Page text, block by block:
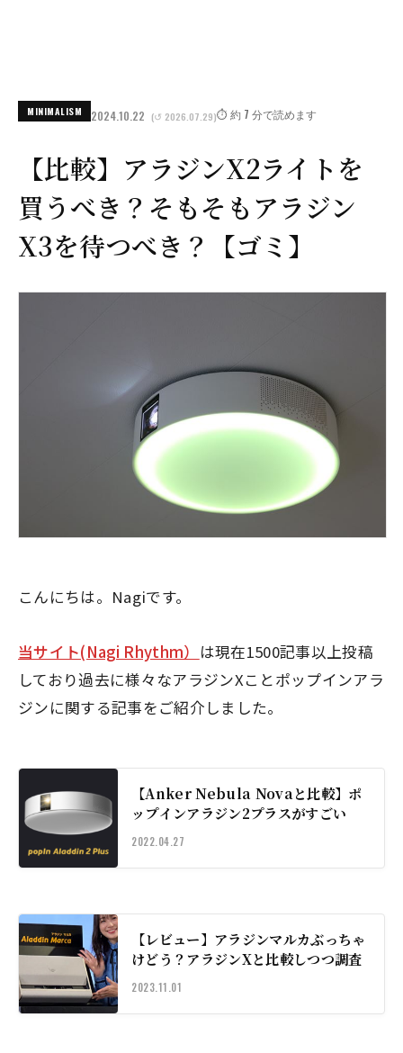
MINIMALISM 2024.10.22 (↺ 2026.07.29)⏱️ 約 7 分で読めます
【比較】アラジンX2ライトを
買うべき？そもそもアラジン
X3を待つべき？【ゴミ】
こんにちは。Nagiです。
当サイト(Nagi Rhythm） は現在1500記事以上投稿
しており過去に様々なアラジンXことポップインアラ
ジンに関する記事をご紹介しました。
【Anker Nebula Novaと比較】ポ
ップインアラジン2プラスがすごい
2022.04.27
【レビュー】アラジンマルカぶっちゃ
けどう？アラジンXと比較しつつ調査
2023.11.01